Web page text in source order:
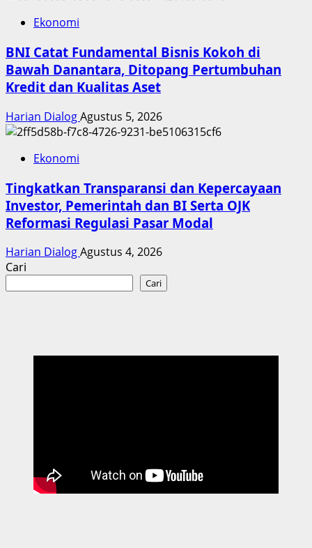
Ekonomi
BNI Catat Fundamental Bisnis Kokoh di
Bawah Danantara, Ditopang Pertumbuhan
Kredit dan Kualitas Aset
Harian DialogAgustus 5, 2026
Ekonomi
Tingkatkan Transparansi dan Kepercayaan
Investor, Pemerintah dan BI Serta OJK
Reformasi Regulasi Pasar Modal
Harian DialogAgustus 4, 2026
Cari
Cari